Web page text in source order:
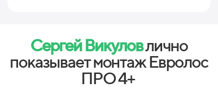
Сергей Викуловлично
показывает монтаж Евролос
ПРО 4+